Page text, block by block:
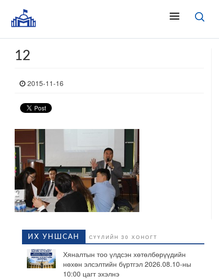
12
2015-11-16
ИХ УНШСАН СҮҮЛИЙН 30 ХОНОГТ
Хяналтын тоо үлдсэн хөтөлбөрүүдийн
нөхөн элсэлтийн бүртгэл 2026.08.10-ны
10:00 цагт эхэлнэ